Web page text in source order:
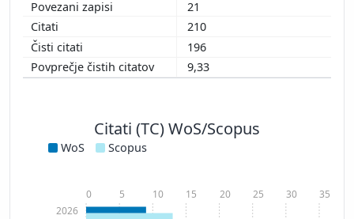
21
210
196
9,33
Citati (TC) WoS/Scopus
WoS Scopus
2026
0 5 10 15 20 25 30 35